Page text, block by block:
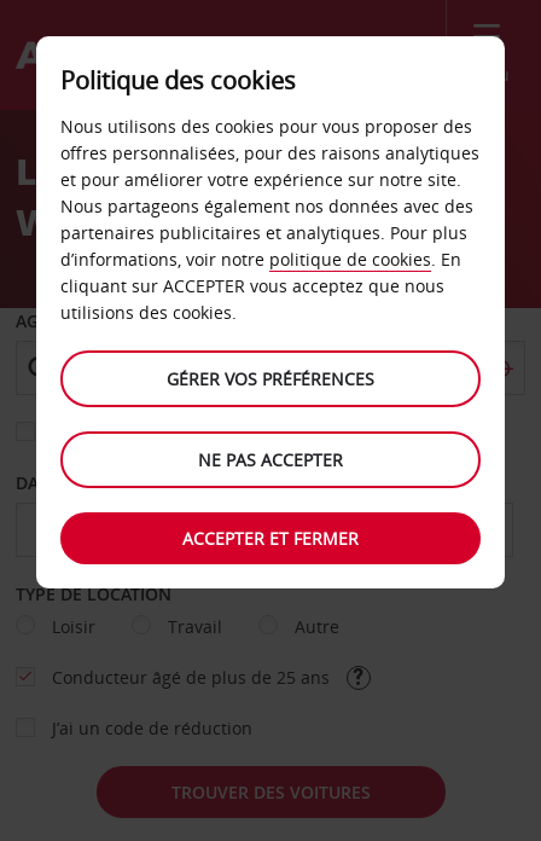
Menu
Welcome
AvisLocation de voiture
Wallisville
AGENCE DE DÉPART
Sélectionnez une autre agence de retour
DATE DE DÉPART DATE DE RETOUR
TYPE DE LOCATION
Loisir
Travail Autre
Conducteur âgé de plus de 25 ans
J’ai un code de réduction
TROUVER DES VOITURES
Politique des cookies
Nous utilisons des cookies pour vous proposer des
offres personnalisées, pour des raisons analytiques
et pour améliorer votre expérience sur notre site.
Nous partageons également nos données avec des
partenaires publicitaires et analytiques. Pour plus
d’informations, voir notre politique de cookies. En
cliquant sur ACCEPTER vous acceptez que nous
utilisions des cookies.
GÉRER VOS PRÉFÉRENCES
NE PAS ACCEPTER
ACCEPTER ET FERMER